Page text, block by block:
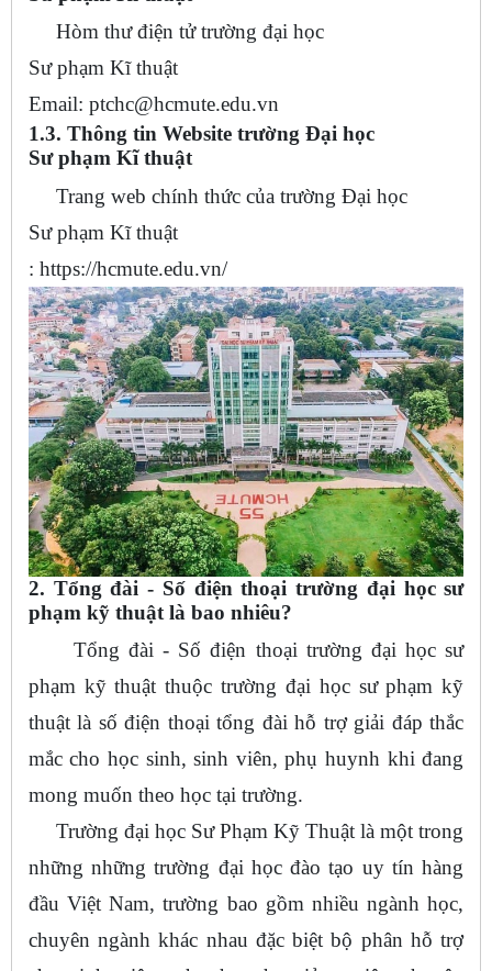
Hòm thư điện tử trường đại học
Sư phạm Kĩ thuật
Email: ptchc@hcmute.edu.vn
1.3. Thông tin Website trường Đại học
Sư phạm Kĩ thuật
Trang web chính thức của trường Đại học
Sư phạm Kĩ thuật
: https://hcmute.edu.vn/
2. Tổng đài - Số điện thoại trường đại học sư
phạm kỹ thuật là bao nhiêu?
Tổng đài - Số điện thoại trường đại học sư
phạm kỹ thuật thuộc trường đại học sư phạm kỹ
thuật là số điện thoại tổng đài hỗ trợ giải đáp thắc
mắc cho học sinh, sinh viên, phụ huynh khi đang
mong muốn theo học tại trường.
Trường đại học Sư Phạm Kỹ Thuật là một trong
những những trường đại học đào tạo uy tín hàng
đầu Việt Nam, trường bao gồm nhiều ngành học,
chuyên ngành khác nhau đặc biệt bộ phân hỗ trợ